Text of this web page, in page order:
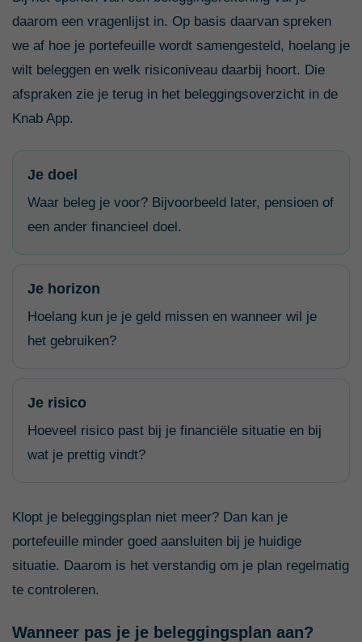
daarom een vragenlijst in. Op basis daarvan spreken
we af hoe je portefeuille wordt samengesteld, hoelang je
wilt beleggen en welk risiconiveau daarbij hoort. Die
afspraken zie je terug in het beleggingsoverzicht in de
Knab App.
Je doel
Waar beleg je voor? Bijvoorbeeld later, pensioen of
een ander financieel doel.
Je horizon
Hoelang kun je je geld missen en wanneer wil je
het gebruiken?
Je risico
Hoeveel risico past bij je financiële situatie en bij
wat je prettig vindt?
Klopt je beleggingsplan niet meer? Dan kan je
portefeuille minder goed aansluiten bij je huidige
situatie. Daarom is het verstandig om je plan regelmatig
te controleren.
Wanneer pas je je beleggingsplan aan?